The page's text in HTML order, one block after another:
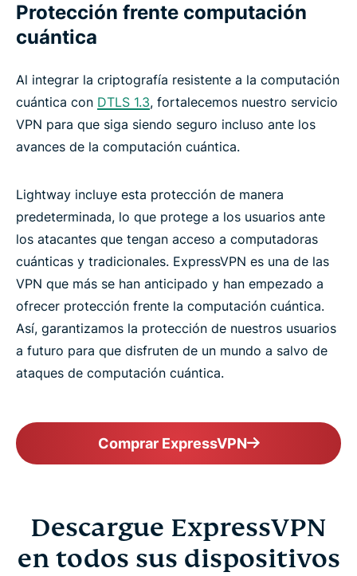
Protección frente computación
cuántica
Al integrar la criptografía resistente a la computación
cuántica con DTLS 1.3, fortalecemos nuestro servicio
VPN para que siga siendo seguro incluso ante los
avances de la computación cuántica.
Lightway incluye esta protección de manera
predeterminada, lo que protege a los usuarios ante
los atacantes que tengan acceso a computadoras
cuánticas y tradicionales. ExpressVPN es una de las
VPN que más se han anticipado y han empezado a
ofrecer protección frente la computación cuántica.
Así, garantizamos la protección de nuestros usuarios
a futuro para que disfruten de un mundo a salvo de
ataques de computación cuántica.
Comprar ExpressVPN
Descargue ExpressVPN
en todos sus dispositivos